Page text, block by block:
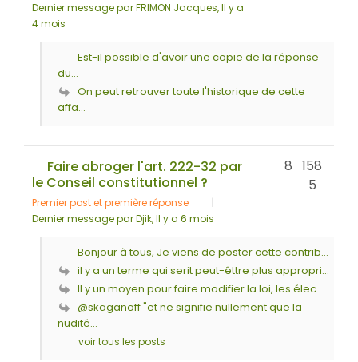
Dernier message par FRIMON Jacques, Il y a
4 mois
Est-il possible d'avoir une copie de la réponse
du...
On peut retrouver toute l'historique de cette
affa...
Faire abroger l'art. 222-32 par
le Conseil constitutionnel ?
Premier post et première réponse
|
Dernier message par Djik, Il y a 6 mois
158
5
8
Bonjour à tous, Je viens de poster cette contrib...
il y a un terme qui serit peut-êttre plus appropri...
Il y un moyen pour faire modifier la loi, les élec...
@skaganoff "et ne signifie nullement que la
nudité...
voir tous les posts